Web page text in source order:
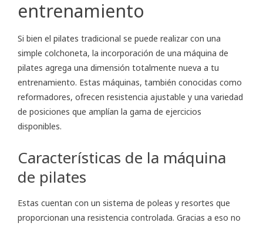
entrenamiento
Si bien el pilates tradicional se puede realizar con una
simple colchoneta, la incorporación de una máquina de
pilates agrega una dimensión totalmente nueva a tu
entrenamiento. Estas máquinas, también conocidas como
reformadores, ofrecen resistencia ajustable y una variedad
de posiciones que amplían la gama de ejercicios
disponibles.
Características de la máquina
de pilates
Estas cuentan con un sistema de poleas y resortes que
proporcionan una resistencia controlada. Gracias a eso no